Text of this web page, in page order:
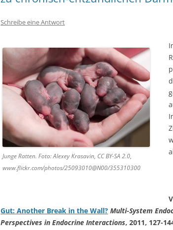
Schreibe eine Antwort
Junge Ratten. Foto: Alexey Krasavin, CC BY-SA 2.0,
www.flickr.com/photos/25093010@N00/355310300
Gut: Another Break in the Wall? Multi-System
Perspectives in Endocrine Interactions, 2011, 127-